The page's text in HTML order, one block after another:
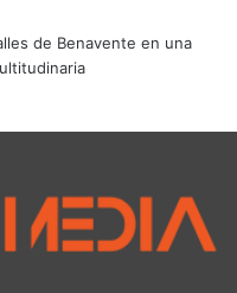
de Benavente en una